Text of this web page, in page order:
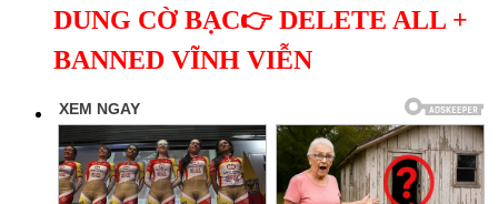
DUNG CỜ BẠC👉 DELETE ALL +
BANNED VĨNH VIỄN